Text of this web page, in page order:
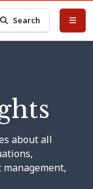
Search
about all